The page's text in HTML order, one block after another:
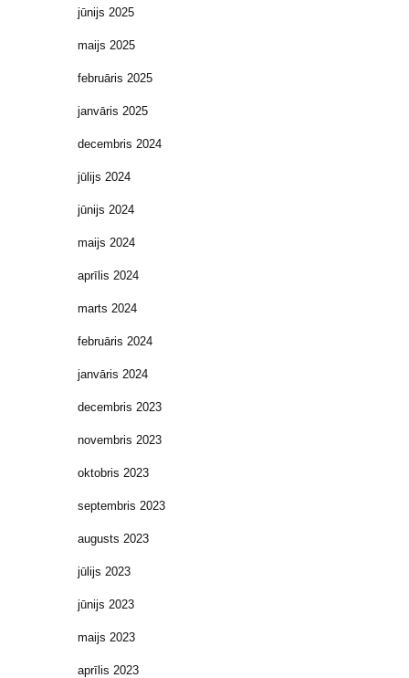
jūnijs 2025
maijs 2025
februāris 2025
janvāris 2025
decembris 2024
jūlijs 2024
jūnijs 2024
maijs 2024
aprīlis 2024
marts 2024
februāris 2024
janvāris 2024
decembris 2023
novembris 2023
oktobris 2023
septembris 2023
augusts 2023
jūlijs 2023
jūnijs 2023
maijs 2023
aprīlis 2023